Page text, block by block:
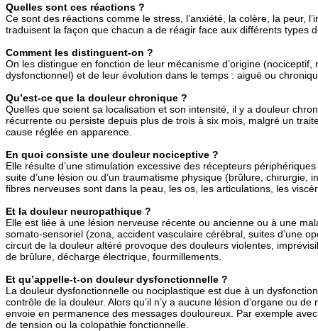
Quelles sont ces réactions ?
Ce sont des réactions comme le stress, l’anxiété, la colère, la peur,
traduisent la façon que chacun a de réagir face aux différents types
Comment les distinguent-on ?
On les distingue en fonction de leur mécanisme d’origine (nociceptif,
dysfonctionnel) et de leur évolution dans le temps : aiguë ou
Qu’est-ce que la douleur chronique ?
Quelles que soient sa localisation et son intensité, il y a douleur
récurrente ou persiste depuis plus de trois à six mois, malgré un
cause réglée en apparence.
En quoi consiste une douleur nociceptive ?
Elle résulte d’une stimulation excessive des récepteurs
suite d’une lésion ou d’un traumatisme physique (brûlure, chirurgie,
fibres nerveuses sont dans la peau, les os, les articulations, les
Et la douleur neuropathique ?
Elle est liée à une lésion nerveuse récente ou ancienne ou à une
somato-sensoriel (zona, accident vasculaire cérébral, suites d’une
circuit de la douleur altéré provoque des douleurs violentes,
de brûlure, décharge électrique, fourmillements.
Et qu’appelle-t-on douleur dysfonctionnelle ?
La douleur dysfonctionnelle ou nociplastique est due à un
contrôle de la douleur. Alors qu’il n’y a aucune lésion d’organe ou
envoie en permanence des messages douloureux. Par exemple
de tension ou la colopathie fonctionnelle.